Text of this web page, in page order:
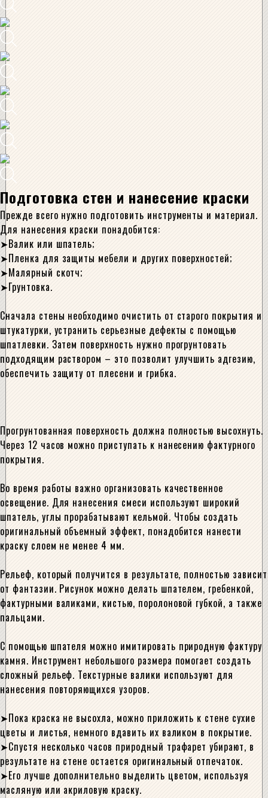
Подготовка стен и нанесение краски
Прежде всего нужно подготовить инструменты и материал.
Для нанесения краски понадобится:
Валик или шпатель;
Пленка для защиты мебели и других поверхностей;
Малярный скотч;
Грунтовка.
Сначала стены необходимо очистить от старого покрытия и
штукатурки, устранить серьезные дефекты с помощью
шпатлевки. Затем поверхность нужно прогрунтовать
подходящим раствором – это позволит улучшить адгезию,
обеспечить защиту от плесени и грибка.
Прогрунтованная поверхность должна полностью высохнуть.
Через 12 часов можно приступать к нанесению фактурного
покрытия.
Во время работы важно организовать качественное
освещение. Для нанесения смеси используют широкий
шпатель, углы прорабатывают кельмой. Чтобы создать
оригинальный объемный эффект, понадобится нанести
краску слоем не менее 4 мм.
Рельеф, который получится в результате, полностью зависит
от фантазии. Рисунок можно делать шпателем, гребенкой,
фактурными валиками, кистью, поролоновой губкой, а также
пальцами.
С помощью шпателя можно имитировать природную фактуру
камня. Инструмент небольшого размера помогает создать
сложный рельеф. Текстурные валики используют для
нанесения повторяющихся узоров.
Пока краска не высохла, можно приложить к стене сухие
цветы и листья, немного вдавить их валиком в покрытие.
Спустя несколько часов природный трафарет убирают, в
результате на стене остается оригинальный отпечаток.
Его лучше дополнительно выделить цветом, используя
масляную или акриловую краску.